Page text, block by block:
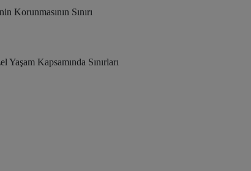
Korunmasının Sınırı
Kapsamında Sınırları